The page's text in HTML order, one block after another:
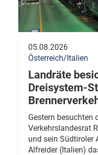
05.08.2026
Österreich/Italien
Landräte
Dreisystem-
Gestern besuchten
Verkehrslandesrat
und sein Südtiroler
Alfreider (Italien)